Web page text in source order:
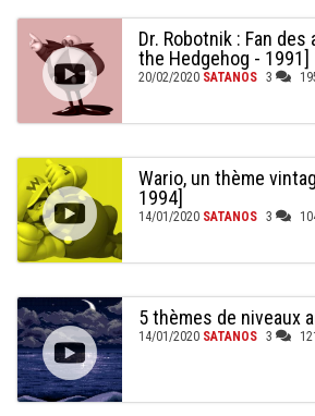
Dr. Robotnik : Fan
the Hedgehog - 1991]
20/02/2020 SATANOS 3
Wario, un thème
1994]
14/01/2020 SATANOS 3
5 thèmes de niveaux
14/01/2020 SATANOS 3